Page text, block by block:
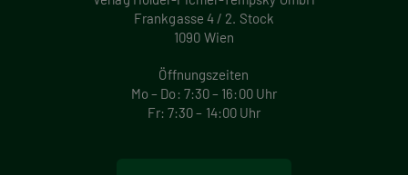
Frankgasse 4 / 2. Stock
1090 Wien
Öffnungszeiten
Mo – Do: 7:30 – 16:00 Uhr
Fr: 7:30 – 14:00 Uhr